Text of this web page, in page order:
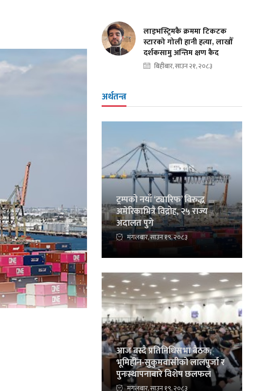
लाइभस्ट्रिमकै क्रममा टिकटक
स्टारको गोली हानी हत्या, लाखौँ
दर्शकसामु अन्तिम क्षण कैद
बिहीबार, साउन २१, २०८३
अर्थतन्त्र
ट्रम्पको नयाँ ‘ट्यारिफ’ विरुद्ध
अमेरिकाभित्रै विद्रोह, २५ राज्य
अदालत पुगे
मंगलबार, साउन १९, २०८३
आज बस्दै प्रतिनिधिसभा बैठक,
भूमिहीन-सुकुमवासीको लालपुर्जा र
पुनःस्थापनाबारे विशेष छलफल
मंगलबार, साउन १९, २०८३